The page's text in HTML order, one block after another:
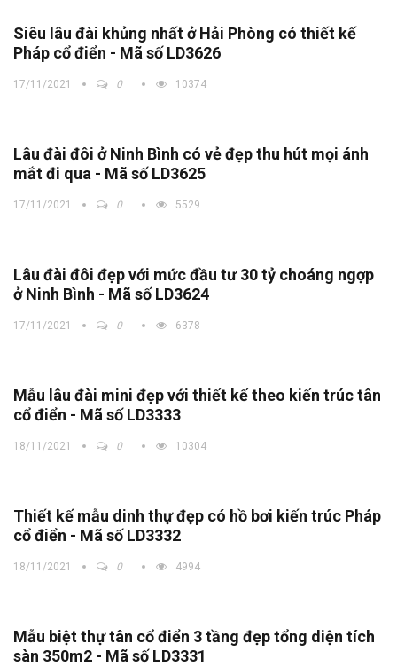
Siêu lâu đài khủng nhất ở Hải Phòng có thiết kế
Pháp cổ điển - Mã số LD3626
17/11/2021 0 10374
Lâu đài đôi ở Ninh Bình có vẻ đẹp thu hút mọi ánh
mắt đi qua - Mã số LD3625
17/11/2021 0 5529
Lâu đài đôi đẹp với mức đầu tư 30 tỷ choáng ngợp
ở Ninh Bình - Mã số LD3624
17/11/2021 0 6378
Mẫu lâu đài mini đẹp với thiết kế theo kiến trúc tân
cổ điển - Mã số LD3333
18/11/2021 0 10304
Thiết kế mẫu dinh thự đẹp có hồ bơi kiến trúc Pháp
cổ điển - Mã số LD3332
18/11/2021 0 4994
Mẫu biệt thự tân cổ điển 3 tầng đẹp tổng diện tích
sàn 350m2 - Mã số LD3331